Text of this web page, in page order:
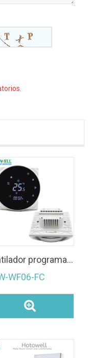
Ventilador programable remoto HVAC Smart Room WIFI Termostato
WF06-FC